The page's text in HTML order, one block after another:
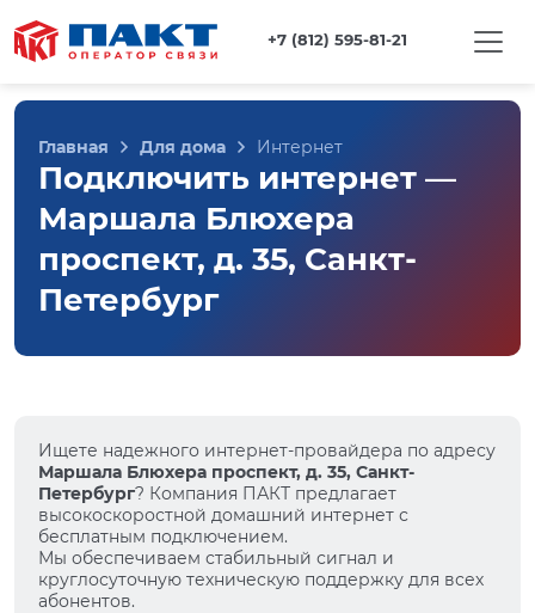
+7 (812) 595-81-21
Главная Для дома Интернет
Подключить интернет —
Маршала Блюхера
проспект, д. 35, Санкт-
Петербург
Ищете надежного интернет-провайдера по адресу
Маршала Блюхера проспект, д. 35, Санкт-
Петербург? Компания ПАКТ предлагает
высокоскоростной домашний интернет с
бесплатным подключением.
Мы обеспечиваем стабильный сигнал и
круглосуточную техническую поддержку для всех
абонентов.